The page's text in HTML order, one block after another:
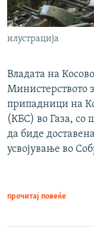
илустрација
Владата на
Министерството
припадници на
(КБС) во Газа, со
да биде
усвојување во
прочитај повеќе